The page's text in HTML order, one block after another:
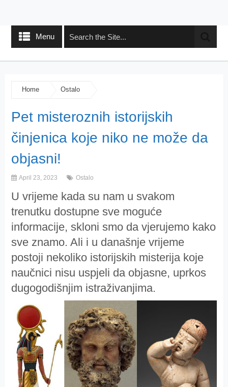
Menu
Home Ostalo
Pet misteroznih istorijskih
činjenica koje niko ne može da
objasni!
April 23, 2023 Ostalo
U vrijeme kada su nam u svakom
trenutku dostupne sve moguće
informacije, skloni smo da vjerujemo kako
sve znamo. Ali i u današnje vrijeme
postoji nekoliko istorijskih misterija koje
naučnici nisu uspjeli da objasne, uprkos
dugogodišnjim istraživanjima.